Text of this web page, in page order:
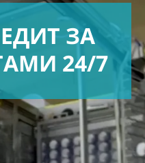
ЗА
24/7